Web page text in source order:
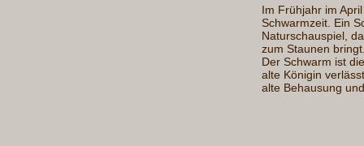
Im Frühjahr im
Schwarmzeit. Ein
Naturschauspiel,
zum Staunen
Der Schwarm ist
alte Königin
alte Behausung